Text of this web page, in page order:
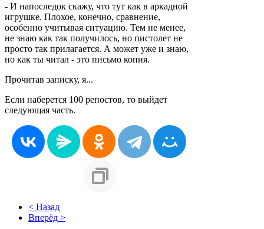
- И напоследок скажу, что тут как в аркадной
игрушке. Плохое, конечно, сравнение,
особенно учитывая ситуацию. Тем не менее,
не знаю как так получилось, но пистолет не
просто так прилагается. А может уже и знаю,
но как ты читал - это письмо копия.
Прочитав записку, я...
Если наберется 100 репостов, то выйдет
следующая часть.
< Назад
Вперёд >